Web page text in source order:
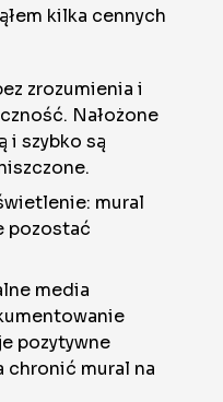
kilka cennych
zrozumienia i
Nałożone
i szybko są
mural
pozostać
media
pozytywne
chronić mural na